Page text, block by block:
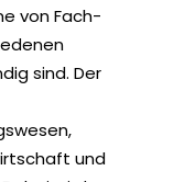
von Fach-
sind. Der
und